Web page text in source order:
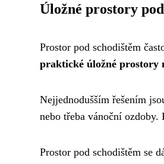
Úložné prostory
Prostor pod schodištěm
praktické úložné prostory
Nejjednodušším řešením
nebo třeba vánoční
Prostor pod schodištěm se